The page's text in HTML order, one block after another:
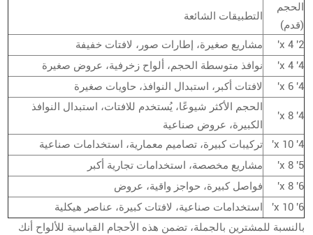
الحجم
(قدم)
التطبيقات الشائعة
2' x 4'
مشاريع صغيرة، إطارات صور، لافتات خفيفة
4' x 4'
نوافذ متوسطة الحجم، ألواح زخرفية، عروض صغيرة
4' x 6'
لافتات أكبر، استبدال النوافذ، حاويات صغيرة
4' x 8'
الحجم الأكثر شيوعًا، يُستخدم للافتات، استبدال النوافذ
الكبيرة، عروض صناعية
4' x 10'
تركيبات كبيرة، تصاميم معمارية، استخدامات صناعية
5' x 8'
مشاريع مخصصة، استخدامات تجارية أكبر
6' x 8'
فواصل كبيرة، حواجز واقية، عروض
6' x 10'
استخدامات صناعية، لافتات كبيرة، عناصر هيكلية
بالنسبة للمشترين بالجملة، تضمن هذه الأحجام القياسية للألواح أنك